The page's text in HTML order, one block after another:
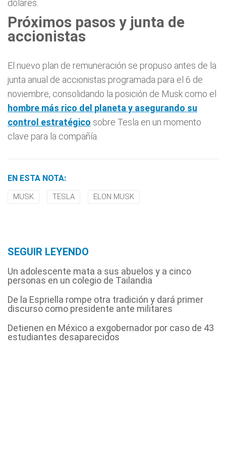
dólares.
Próximos pasos y junta de
accionistas
El nuevo plan de remuneración se propuso antes de la
junta anual de accionistas programada para el 6 de
noviembre, consolidando la posición de Musk como el
hombre más rico del planeta y asegurando su
control estratégico sobre Tesla en un momento
clave para la compañía.
EN ESTA NOTA:
MUSK TESLA ELON MUSK
SEGUIR LEYENDO
Un adolescente mata a sus abuelos y a cinco
personas en un colegio de Tailandia
De la Espriella rompe otra tradición y dará primer
discurso como presidente ante militares
Detienen en México a exgobernador por caso de 43
estudiantes desaparecidos